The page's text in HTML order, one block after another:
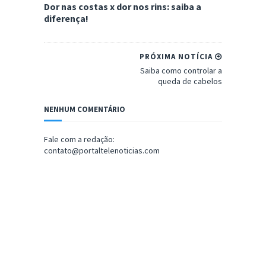
Dor nas costas x dor nos rins: saiba a
diferença!
PRÓXIMA NOTÍCIA
Saiba como controlar a
queda de cabelos
NENHUM COMENTÁRIO
Fale com a redação:
contato@portaltelenoticias.com